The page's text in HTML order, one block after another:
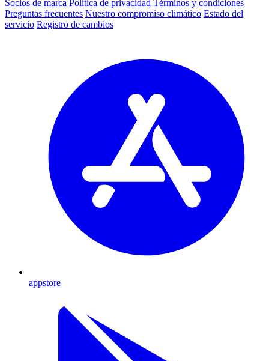
Socios de marca Política de privacidad Términos y condiciones
Preguntas frecuentes Nuestro compromiso climático Estado del
servicio Registro de cambios
appstore